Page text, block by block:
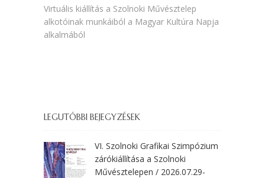
post:
Virtuális kiállítás a Szolnoki Művésztelep
alkotóinak munkáiból a Magyar Kultúra Napja
alkalmából
LEGUTÓBBI BEJEGYZÉSEK
VI. Szolnoki Grafikai Szimpózium
zárókiállítása a Szolnoki
Művésztelepen / 2026.07.29-